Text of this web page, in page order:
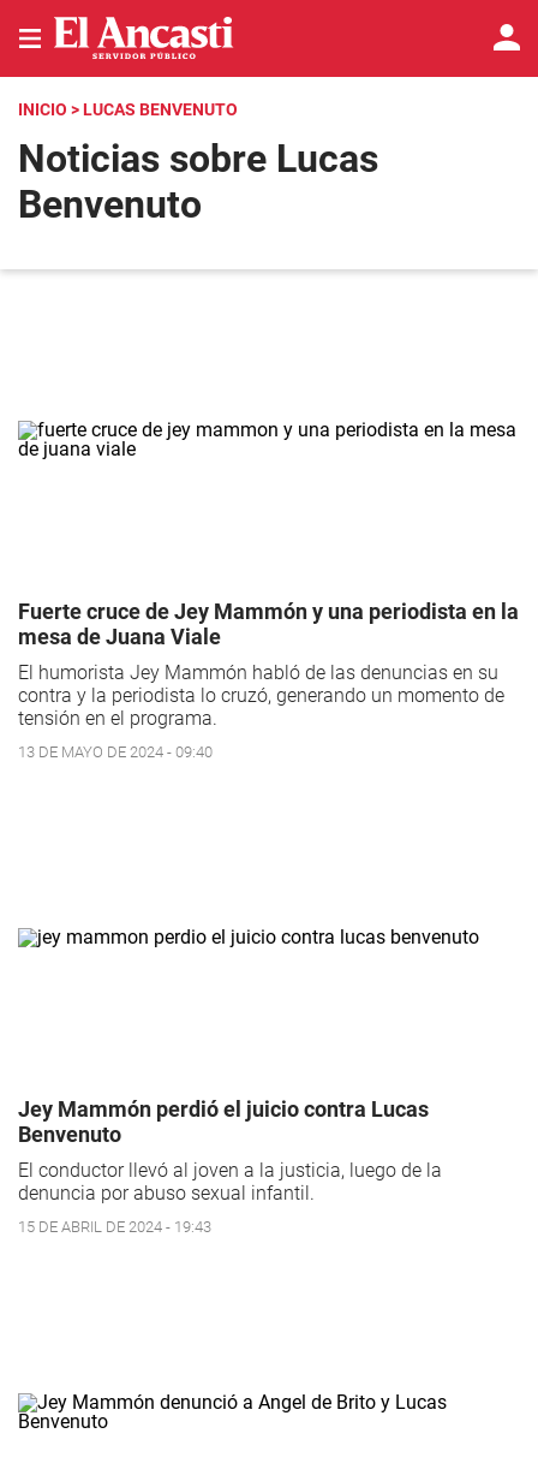
INICIO > LUCAS BENVENUTO
Noticias sobre Lucas
Benvenuto
Fuerte cruce de Jey Mammón y una periodista en la
mesa de Juana Viale
El humorista Jey Mammón habló de las denuncias en su
contra y la periodista lo cruzó, generando un momento de
tensión en el programa.
13 DE MAYO DE 2024 - 09:40
Jey Mammón perdió el juicio contra Lucas
Benvenuto
El conductor llevó al joven a la justicia, luego de la
denuncia por abuso sexual infantil.
15 DE ABRIL DE 2024 - 19:43